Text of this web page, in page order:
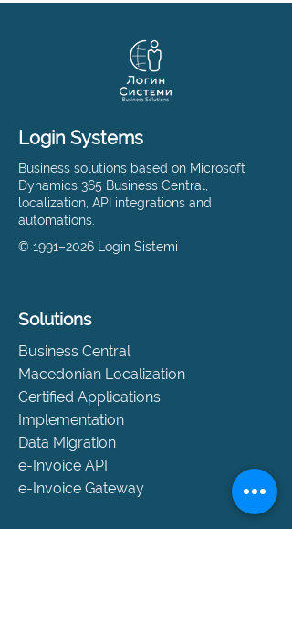
Login Systems
Business solutions based on Microsoft
Dynamics 365 Business Central,
localization, API integrations and
automations.
© 1991–2026 Login Sistemi
Solutions
Business Central
Macedonian Localization
Certified Applications
Implementation
Data Migration
e-Invoice API
e-Invoice Gateway